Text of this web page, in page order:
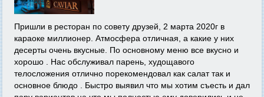
Пришли в ресторан по совету друзей, 2 марта 2020г в
караоке миллионер. Атмосфера отличная, а какие у них
десерты очень вкусные. По основному меню все вкусно и
хорошо . Нас обслуживал парень, худощавого
телосложения отлично порекомендовал как салат так и
основное блюдо . Быстро выявил что мы хотим съесть и дал